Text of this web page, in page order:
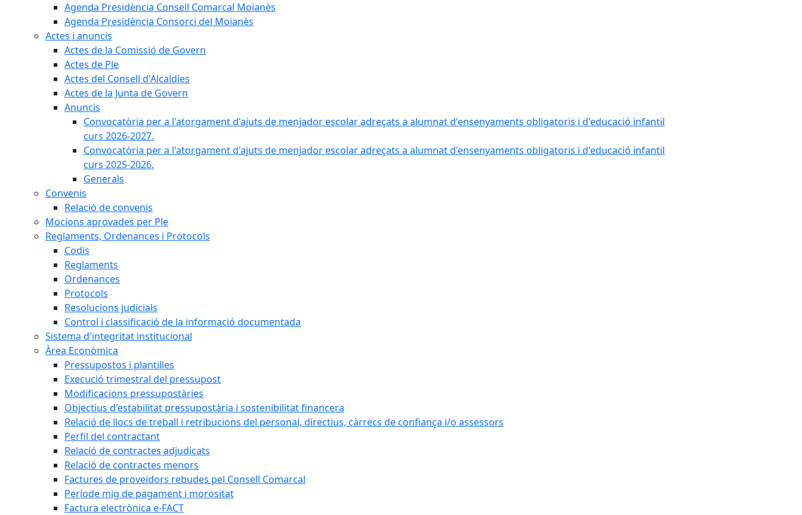
Agenda Presidència Consell Comarcal Moianès
Agenda Presidència Consorci del Moianès
Actes i anuncis
Actes de la Comissió de Govern
Actes de Ple
Actes del Consell d'Alcaldies
Actes de la Junta de Govern
Anuncis
Convocatòria per a l'atorgament d'ajuts de menjador escolar adreçats a alumnat d'ensenyaments obligatoris i d'educació infantil
curs 2026-2027.
Convocatòria per a l'atorgament d'ajuts de menjador escolar adreçats a alumnat d'ensenyaments obligatoris i d'educació infantil
curs 2025-2026.
Generals
Convenis
Relació de convenis
Mocions aprovades per Ple
Reglaments, Ordenances i Protocols
Codis
Reglaments
Ordenances
Protocols
Resolucions judicials
Control i classificació de la informació documentada
Sistema d'integritat institucional
Àrea Econòmica
Pressupostos i plantilles
Execució trimestral del pressupost
Modificacions pressupostàries
Objectius d'estabilitat pressupostària i sostenibilitat financera
Relació de llocs de treball i retribucions del personal, directius, càrrecs de confiança i/o assessors
Perfil del contractant
Relació de contractes adjudicats
Relació de contractes menors
Factures de proveïdors rebudes pel Consell Comarcal
Període mig de pagament i morositat
Factura electrònica e-FACT